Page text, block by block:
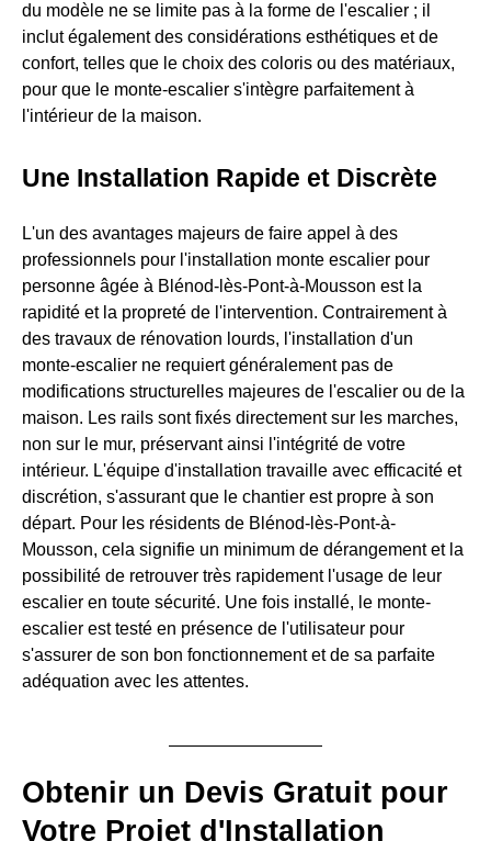
du modèle ne se limite pas à la forme de l'escalier ; il
inclut également des considérations esthétiques et de
confort, telles que le choix des coloris ou des matériaux,
pour que le monte-escalier s'intègre parfaitement à
l'intérieur de la maison.
Une Installation Rapide et Discrète
L'un des avantages majeurs de faire appel à des
professionnels pour l'installation monte escalier pour
personne âgée à Blénod-lès-Pont-à-Mousson est la
rapidité et la propreté de l'intervention. Contrairement à
des travaux de rénovation lourds, l'installation d'un
monte-escalier ne requiert généralement pas de
modifications structurelles majeures de l'escalier ou de la
maison. Les rails sont fixés directement sur les marches,
non sur le mur, préservant ainsi l'intégrité de votre
intérieur. L'équipe d'installation travaille avec efficacité et
discrétion, s'assurant que le chantier est propre à son
départ. Pour les résidents de Blénod-lès-Pont-à-
Mousson, cela signifie un minimum de dérangement et la
possibilité de retrouver très rapidement l'usage de leur
escalier en toute sécurité. Une fois installé, le monte-
escalier est testé en présence de l'utilisateur pour
s'assurer de son bon fonctionnement et de sa parfaite
adéquation avec les attentes.
Obtenir un Devis Gratuit pour
Votre Projet d'Installation